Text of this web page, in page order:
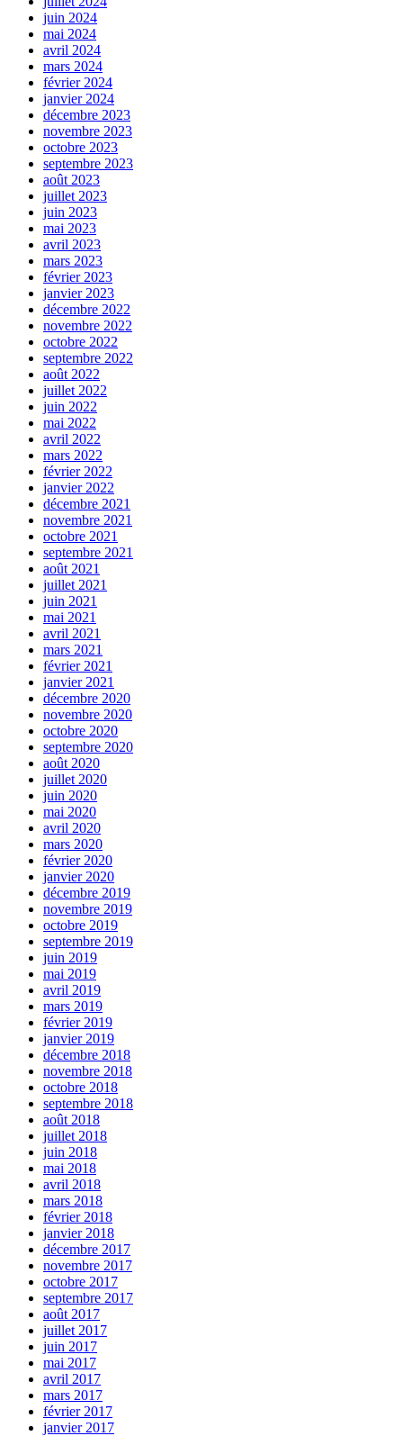
juin 2024
mai 2024
avril 2024
mars 2024
février 2024
janvier 2024
décembre 2023
novembre 2023
octobre 2023
septembre 2023
août 2023
juillet 2023
juin 2023
mai 2023
avril 2023
mars 2023
février 2023
janvier 2023
décembre 2022
novembre 2022
octobre 2022
septembre 2022
août 2022
juillet 2022
juin 2022
mai 2022
avril 2022
mars 2022
février 2022
janvier 2022
décembre 2021
novembre 2021
octobre 2021
septembre 2021
août 2021
juillet 2021
juin 2021
mai 2021
avril 2021
mars 2021
février 2021
janvier 2021
décembre 2020
novembre 2020
octobre 2020
septembre 2020
août 2020
juillet 2020
juin 2020
mai 2020
avril 2020
mars 2020
février 2020
janvier 2020
décembre 2019
novembre 2019
octobre 2019
septembre 2019
juin 2019
mai 2019
avril 2019
mars 2019
février 2019
janvier 2019
décembre 2018
novembre 2018
octobre 2018
septembre 2018
août 2018
juillet 2018
juin 2018
mai 2018
avril 2018
mars 2018
février 2018
janvier 2018
décembre 2017
novembre 2017
octobre 2017
septembre 2017
août 2017
juillet 2017
juin 2017
mai 2017
avril 2017
mars 2017
février 2017
janvier 2017